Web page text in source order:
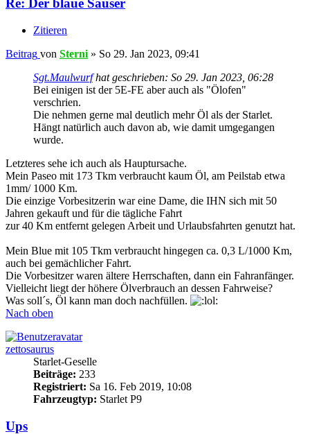
Re: Der blaue Sauser
Zitieren
Beitrag von Sterni » So 29. Jan 2023, 09:41
Sgt.Maulwurfhat geschrieben: So 29. Jan 2023, 06:28
Bei einigen ist der 5E-FE aber auch als "Ölofen"
verschrien.
Die nehmen gerne mal deutlich mehr Öl als der Starlet.
Hängt natürlich auch davon ab, wie damit umgegangen
wurde.
Letzteres sehe ich auch als Hauptursache.
Mein Paseo mit 173 Tkm verbraucht kaum Öl, am Peilstab etwa
1mm/ 1000 Km.
Die einzige Vorbesitzerin war eine Dame, die IHN sich mit 50
Jahren gekauft und für die tägliche Fahrt
zur 40 Km entfernt gelegen Arbeit und Urlaubsfahrten genutzt hat.
Mein Blue mit 105 Tkm verbraucht hingegen ca. 0,3 L/1000 Km,
auch bei gemächlicher Fahrt.
Die Vorbesitzer waren ältere Herrschaften, dann ein Fahranfänger.
Vielleicht liegt der höhere Ölverbrauch an dessen Fahrweise?
Was soll´s, Öl kann man doch nachfüllen.
Nach oben
zettosaurus
Starlet-Geselle
Beiträge: 233
Registriert: Sa 16. Feb 2019, 10:08
Fahrzeugtyp: Starlet P9
Ups